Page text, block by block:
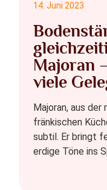
Majoran
viele
14. Juni 2023
Majoran, aus
fränkischen
subtil. Er bringt
erdige Töne ins